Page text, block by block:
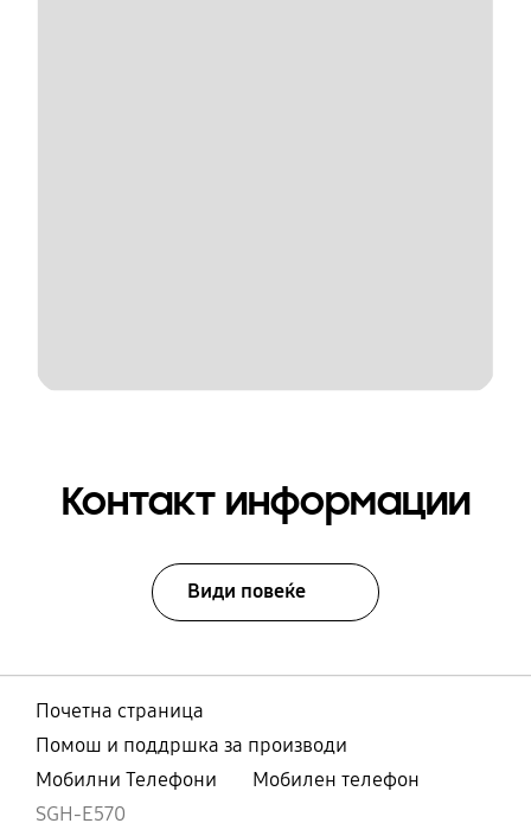
Контакт информации
Види повеќе
Почетна страница
Помош и поддршка за производи
Мобилни Телефони
Мобилен телефон
SGH-E570